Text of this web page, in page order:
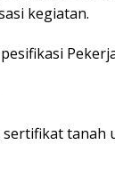
kegiatan.